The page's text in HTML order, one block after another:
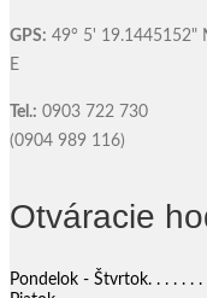
GPS: 49° 5' 19.1445152"
E
Tel.: 0903 722 730
(0904 989 116)
Otváracie
Pondelok - Štvrtok. . . . . . .